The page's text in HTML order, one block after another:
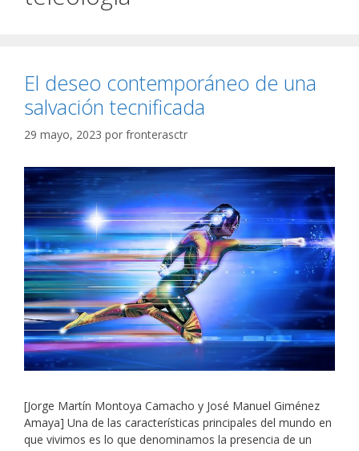
El deseo contemporáneo de una
salvación tecnificada
29 mayo, 2023 por fronterasctr
[Jorge Martín Montoya Camacho y José Manuel Giménez
Amaya] Una de las características principales del mundo en
que vivimos es lo que denominamos la presencia de un